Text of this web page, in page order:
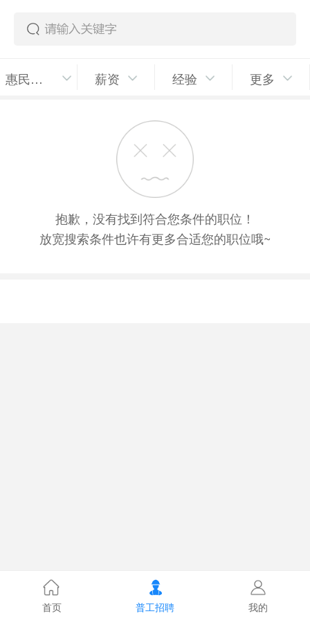
惠民街道 薪资 经验 更多
抱歉，没有找到符合您条件的职位！
放宽搜索条件也许有更多合适您的职位哦~
首页 普工招聘 我的